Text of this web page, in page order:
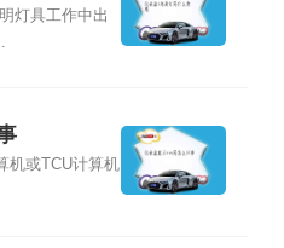
灯具工作中出
机或TCU计算机